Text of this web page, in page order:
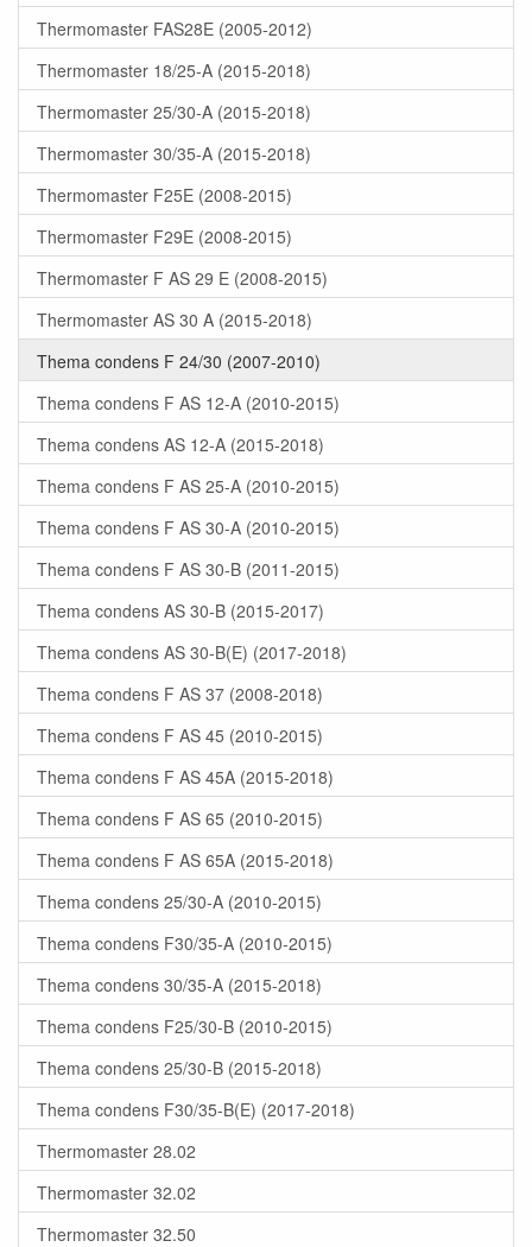
Thermomaster FAS28E (2005-2012)
Thermomaster 18/25-A (2015-2018)
Thermomaster 25/30-A (2015-2018)
Thermomaster 30/35-A (2015-2018)
Thermomaster F25E (2008-2015)
Thermomaster F29E (2008-2015)
Thermomaster F AS 29 E (2008-2015)
Thermomaster AS 30 A (2015-2018)
Thema condens F 24/30 (2007-2010)
Thema condens F AS 12-A (2010-2015)
Thema condens AS 12-A (2015-2018)
Thema condens F AS 25-A (2010-2015)
Thema condens F AS 30-A (2010-2015)
Thema condens F AS 30-B (2011-2015)
Thema condens AS 30-B (2015-2017)
Thema condens AS 30-B(E) (2017-2018)
Thema condens F AS 37 (2008-2018)
Thema condens F AS 45 (2010-2015)
Thema condens F AS 45A (2015-2018)
Thema condens F AS 65 (2010-2015)
Thema condens F AS 65A (2015-2018)
Thema condens 25/30-A (2010-2015)
Thema condens F30/35-A (2010-2015)
Thema condens 30/35-A (2015-2018)
Thema condens F25/30-B (2010-2015)
Thema condens 25/30-B (2015-2018)
Thema condens F30/35-B(E) (2017-2018)
Thermomaster 28.02
Thermomaster 32.02
Thermomaster 32.50